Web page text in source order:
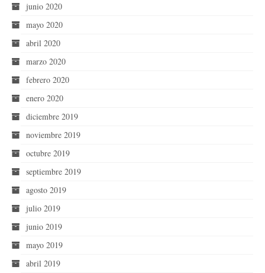
junio 2020
mayo 2020
abril 2020
marzo 2020
febrero 2020
enero 2020
diciembre 2019
noviembre 2019
octubre 2019
septiembre 2019
agosto 2019
julio 2019
junio 2019
mayo 2019
abril 2019